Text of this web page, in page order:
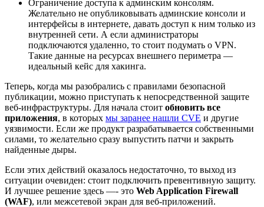
Ограничение доступа к админским консолям.
Желательно не опубликовывать админские консоли и
интерфейсы в интернете, давать доступ к ним только из
внутренней сети. А если администраторы
подключаются удаленно, то стоит подумать о VPN.
Такие данные на ресурсах внешнего периметра —
идеальный кейс для хакинга.
Теперь, когда мы разобрались с правилами безопасной
публикации, можно приступать к непосредственной защите
веб-инфраструктуры. Для начала стоит обновить все
приложения, в которых мы заранее нашли CVE и другие
уязвимости. Если же продукт разрабатывается собственными
силами, то желательно сразу выпустить патчи и закрыть
найденные дыры.
Если этих действий оказалось недостаточно, то выход из
ситуации очевиден: стоит подключить превентивную защиту.
И лучшее решение здесь —- это Web Application Firewall
(WAF), или межсетевой экран для веб-приложений.